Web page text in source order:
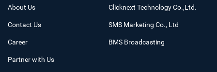
About Us
Contact Us
Career
Partner with Us
Clicknext Technology Co.,Ltd.
SMS Marketing Co., Ltd
BMS Broadcasting